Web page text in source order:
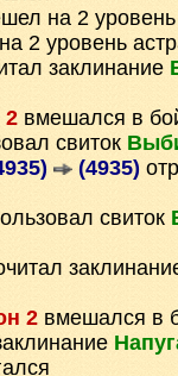
на 2 уровень
2 уровень
заклинание
2 вмешался в
свиток
(4935)
свиток
2 вмешался в